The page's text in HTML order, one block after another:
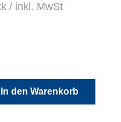
/ inkl. MwSt
In den Warenkorb